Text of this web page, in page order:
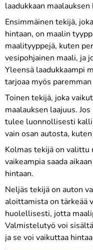
laadukkaan
Ensimmäinen tekijä,
hintaan, on maalin
maalityyppejä, kuten
vesipohjainen maali, ja
Yleensä laadukkaampi
tarjoaa myös
Toinen tekijä, joka
maalauksen laajuus.
tulee luonnollisesti
vain osan autosta,
Kolmas tekijä on valittu
vaikeampia saada
hintaan.
Neljäs tekijä on auton
aloittamista on tärkeää
huolellisesti, jotta
Valmistelutyö voi
ja se voi vaikuttaa